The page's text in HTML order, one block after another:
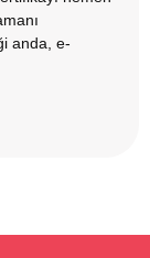
anda, e-